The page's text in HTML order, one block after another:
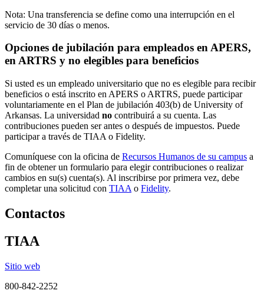
Nota: Una transferencia se define como una interrupción en el
servicio de 30 días o menos.
Opciones de jubilación para empleados en APERS,
en ARTRS y no elegibles para beneficios
Si usted es un empleado universitario que no es elegible para recibir
beneficios o está inscrito en APERS o ARTRS, puede participar
voluntariamente en el Plan de jubilación 403(b) de University of
Arkansas. La universidad no contribuirá a su cuenta. Las
contribuciones pueden ser antes o después de impuestos. Puede
participar a través de TIAA o Fidelity.
Comuníquese con la oficina de Recursos Humanos de su campus a
fin de obtener un formulario para elegir contribuciones o realizar
cambios en su(s) cuenta(s). Al inscribirse por primera vez, debe
completar una solicitud con TIAA o Fidelity.
Contactos
TIAA
Sitio web
800-842-2252